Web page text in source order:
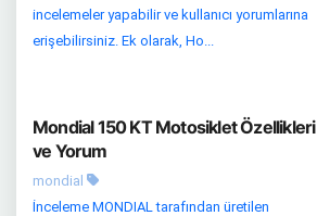
incelemeler yapabilir ve kullanıcı yorumlarına
erişebilirsiniz. Ek olarak, Ho...
Mondial 150 KT Motosiklet Özellikleri
ve Yorum
mondial
İnceleme MONDIAL tarafından üretilen